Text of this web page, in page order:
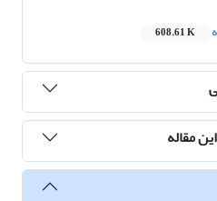
608.61 K
مقاله